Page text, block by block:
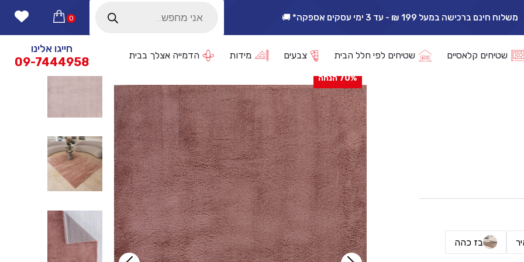
משלוח חינם ברכישה במעל 199 ₪ - עד 3 ימי עסקים אספקה* 🚚
אפשרות החזרה/החלפה עד 14 ימי עסקים 🔁
search
0
שטיחים קלאסיים שטיחים לפי חלל הבית צבעים מידות הדמייה אצלך בבית
חייגו אלינו
09-7444958
עתיק
בז כהה
70% הנחה